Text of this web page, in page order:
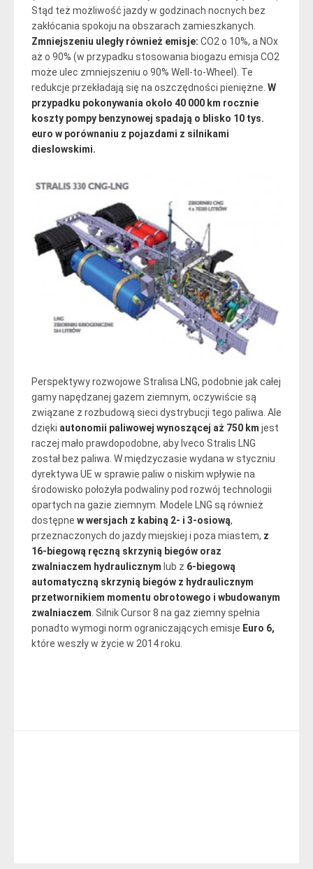
Stąd też możliwość jazdy w godzinach nocnych bez
zakłócania spokoju na obszarach zamieszkanych.
Zmniejszeniu uległy również emisje: CO2 o 10%, a NOx
aż o 90% (w przypadku stosowania biogazu emisja CO2
może ulec zmniejszeniu o 90% Well-to-Wheel). Te
redukcje przekładają się na oszczędności pieniężne. W
przypadku pokonywania około 40 000 km rocznie
koszty pompy benzynowej spadają o blisko 10 tys.
euro w porównaniu z pojazdami z silnikami
dieslowskimi.
Perspektywy rozwojowe Stralisa LNG, podobnie jak całej
gamy napędzanej gazem ziemnym, oczywiście są
związane z rozbudową sieci dystrybucji tego paliwa. Ale
dzięki autonomii paliwowej wynoszącej aż 750 km jest
raczej mało prawdopodobne, aby Iveco Stralis LNG
został bez paliwa. W międzyczasie wydana w styczniu
dyrektywa UE w sprawie paliw o niskim wpływie na
środowisko położyła podwaliny pod rozwój technologii
opartych na gazie ziemnym. Modele LNG są również
dostępne w wersjach z kabiną 2- i 3-osiową,
przeznaczonych do jazdy miejskiej i poza miastem, z
16-biegową ręczną skrzynią biegów oraz
zwalniaczem hydraulicznym lub z 6-biegową
automatyczną skrzynią biegów z hydraulicznym
przetwornikiem momentu obrotowego i wbudowanym
zwalniaczem . Silnik Cursor 8 na gaz ziemny spełnia
ponadto wymogi norm ograniczających emisje Euro 6,
które weszły w życie w 2014 roku.